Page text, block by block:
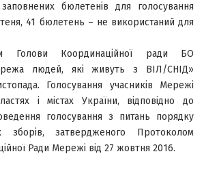
заповнених бюлетенів для голосування
41 бюлетень – не використаний для
Голови Координаційної ради БО
людей, які живуть з ВІЛ/СНІД»
Голосування учасників Мережі
і містах України, відповідно до
голосування з питань порядку
зборів, затвердженого Протоколом
Ради Мережі від 27 жовтня 2016.